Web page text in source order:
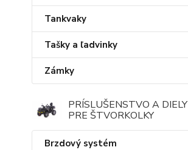
Tankvaky
Tašky a ľadvinky
Zámky
PRÍSLUŠENSTVO A DIELY
PRE ŠTVORKOLKY
Brzdový systém